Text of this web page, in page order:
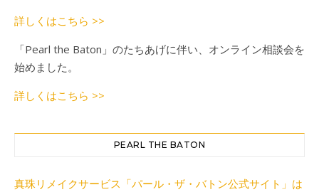
詳しくはこちら >>
「Pearl the Baton」のたちあげに伴い、オンライン相談会を
始めました。
詳しくはこちら >>
PEARL THE BATON
真珠リメイクサービス「パール・ザ・バトン公式サイト」は